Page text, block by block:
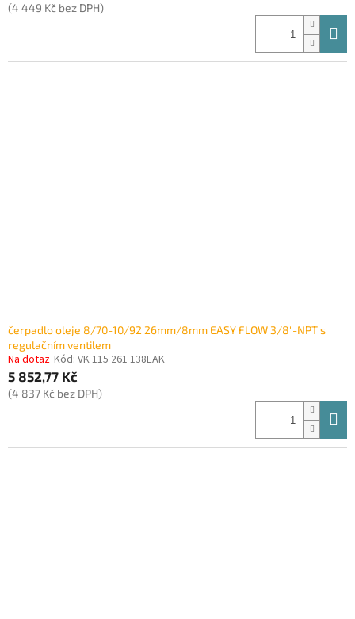
(4 449 Kč bez DPH)
čerpadlo oleje 8/70-10/92 26mm/8mm EASY FLOW 3/8"-NPT s
regulačním ventilem
Na dotaz Kód: VK 115 261 138EAK
5 852,77 Kč
(4 837 Kč bez DPH)